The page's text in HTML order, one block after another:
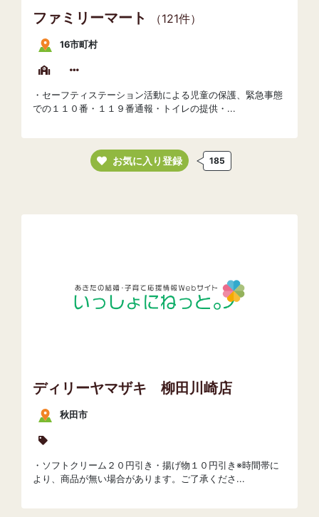
ファミリーマート （121件）
16市町村
・セーフティステーション活動による児童の保護、緊急事態
での１１０番・１１９番通報・トイレの提供・...
お気に入り登録 185
ディリーヤマザキ 柳田川崎店
秋田市
・ソフトクリーム２０円引き・揚げ物１０円引き※時間帯に
より、商品が無い場合があります。ご了承くださ...